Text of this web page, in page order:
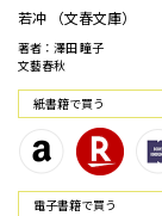
若冲 （文春文庫）
著者：澤田 瞳子
文藝春秋
紙書籍で買う
電⼦書籍で買う